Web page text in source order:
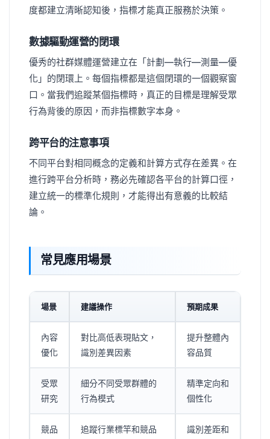
度都建立清晰認知後，指標才能真正服務於決策。
數據驅動運營的閉環
優秀的社群媒體運營建立在「計劃—執行—測量—優
化」的閉環上。每個指標都是這個閉環的一個觀察窗
口。當我們追蹤某個指標時，真正的目標是理解受眾
行為背後的原因，而非指標數字本身。
跨平台的注意事項
不同平台對相同概念的定義和計算方式存在差異。在
進行跨平台分析時，務必先確認各平台的計算口徑，
建立統一的標準化規則，才能得出有意義的比較結
論。
常見應用場景
場景 建議操作 預期成果
內容
優化
對比高低表現貼文，
識別差異因素
提升整體內
容品質
受眾
研究
細分不同受眾群體的
行為模式
精準定向和
個性化
競品
追蹤行業標竿和競品
識別差距和